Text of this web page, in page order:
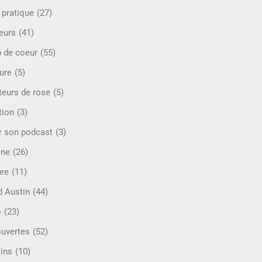
(27)
(41)
de coeur (55)
(5)
de rose (5)
(3)
son podcast (3)
(26)
(11)
Austin (44)
(23)
(52)
(10)